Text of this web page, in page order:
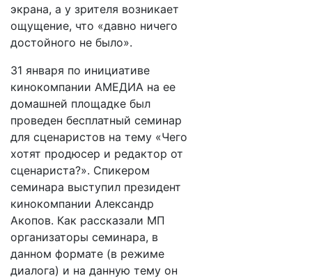
экрана, а у зрителя возникает
ощущение, что «давно ничего
достойного не было».
31 января по инициативе
кинокомпании АМЕДИА на ее
домашней площадке был
проведен бесплатный семинар
для сценаристов на тему «Чего
хотят продюсер и редактор от
сценариста?». Спикером
семинара выступил президент
кинокомпании Александр
Акопов. Как рассказали МП
организаторы семинара, в
данном формате (в режиме
диалога) и на данную тему он